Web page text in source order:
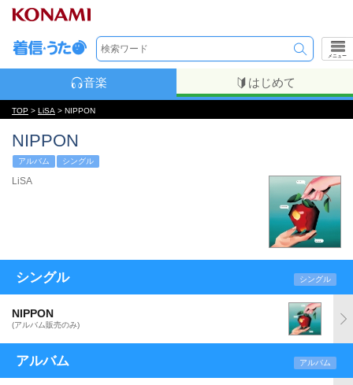
メニュー
音楽 はじめて
TOP > LiSA > NIPPON
NIPPON
アルバム シングル
LiSA
シングル シングル
NIPPON
(アルバム販売のみ)
アルバム アルバム